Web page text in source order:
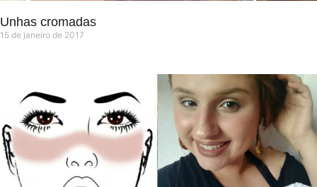
Unhas cromadas
15 de janeiro de 2017